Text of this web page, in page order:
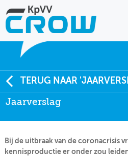
OVER KPVV
NIEUWS
KENNIS
NETWERK V&V
TERUG NAAR
Jaarverslag
Bij de uitbraak van de coronacrisis
kennisproductie er onder zou